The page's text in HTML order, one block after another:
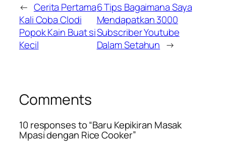
← Cerita Pertama
Kali Coba Clodi
Popok Kain Buat si
Kecil
6 Tips Bagaimana Saya
Mendapatkan 3000
Subscriber Youtube
Dalam Setahun →
Comments
10 responses to “Baru Kepikiran Masak
Mpasi dengan Rice Cooker”